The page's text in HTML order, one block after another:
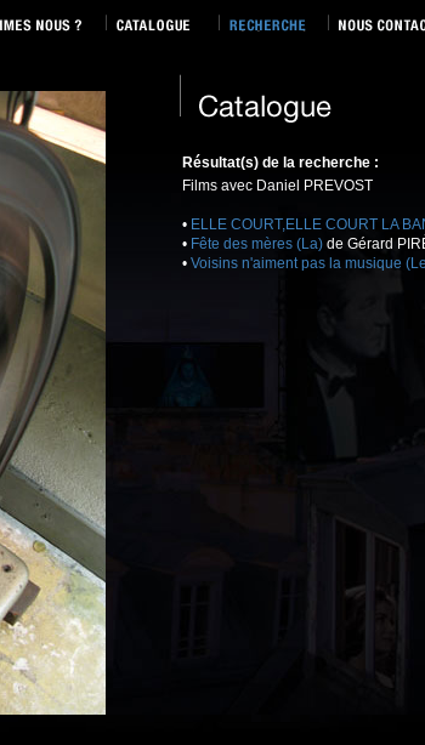
Résultat(s) de la recherche :
Films avec Daniel PREVOST
• ELLE COURT,ELLE COURT LA
• Fête des mères (La) de Gérard
• Voisins n'aiment pas la musique